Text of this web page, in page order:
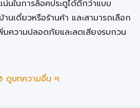
น่นในการล็อคประตูได้ดีกว่าแบบ
นเดี่ยวหรือร้านค้า และสามารถเลือก
พิ่มความปลอดภัยและลดเสียงรบกวน
ดูบทความอื่น ๆ